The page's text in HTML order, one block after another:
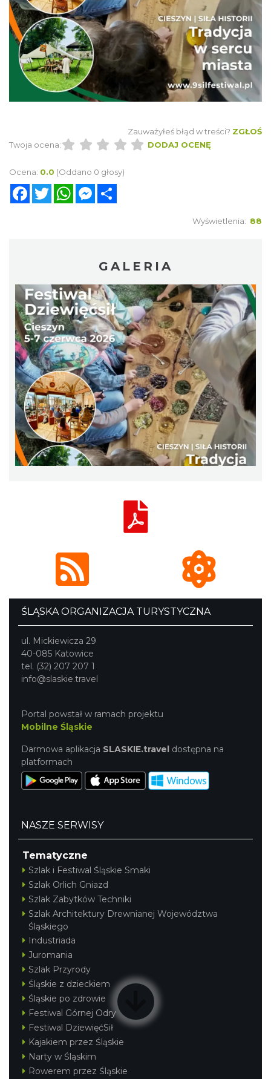
Zauważyłeś błąd w treści? ZGŁOŚ
Twoja ocena:
DODAJ OCENĘ
Ocena: 0.0 (Oddano 0 głosy)
FacebookTwitterWhatsAppMessenger
Wyświetlenia: 88
GALERIA
ŚLĄSKA ORGANIZACJA TURYSTYCZNA
ul. Mickiewicza 29
40-085 Katowice
tel. (32) 207 207 1
info@slaskie.travel
Portal powstał w ramach projektu
Mobilne Śląskie
Darmowa aplikacja SLASKIE.travel dostępna na
platformach
NASZE SERWISY
Tematyczne
Szlak i Festiwal Śląskie Smaki
Szlak Orlich Gniazd
Szlak Zabytków Techniki
Szlak Architektury Drewnianej Województwa
Śląskiego
Industriada
Juromania
Szlak Przyrody
Śląskie z dzieckiem
Śląskie po zdrowie
Festiwal Górnej Odry
Festiwal DziewięćSił
Kajakiem przez Śląskie
Narty w Śląskim
Rowerem przez Śląskie